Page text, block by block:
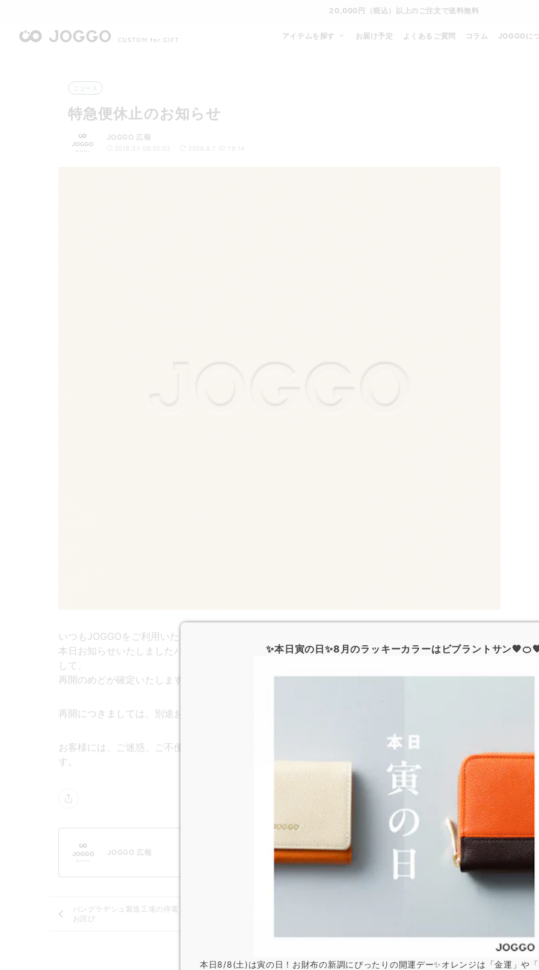
20,000円（税込）以上のご注文で送料無料
アイテムを探す お届け予定 よくあるご質問 コラム JOGGOに
ニュース
特急便休止のお知らせ
JOGGO 広報
2018.3.1 08:02:02 2026.8.7 07:19:14
いつもJOGGOをご利用いただきまして、ありがとうございます。
本日お知らせいたしましたバングラデシュ製造工場の停電トラブルに伴う製造・輸送の遅延につきま
して、
再開のめどが確定いたしますまでの間、特急便オプションでのお申込みを休止させていただきます。
再開につきましては、別途お知らせさせていただきます。
お客様には、ご迷惑、ご不便をおかけいたしますが、何卒ご了承のほどよろしくお願い申し上げま
す。
JOGGO 広報
バングラデシュ製造工場の停電トラブルに伴う製造遅延の
お詫び
✨本日寅の日✨8月のラッキーカラーはビブラントサン
本日8/8(土)は寅の日！お財布の新調にぴったりの開運デー✨オレンジは「金運」や